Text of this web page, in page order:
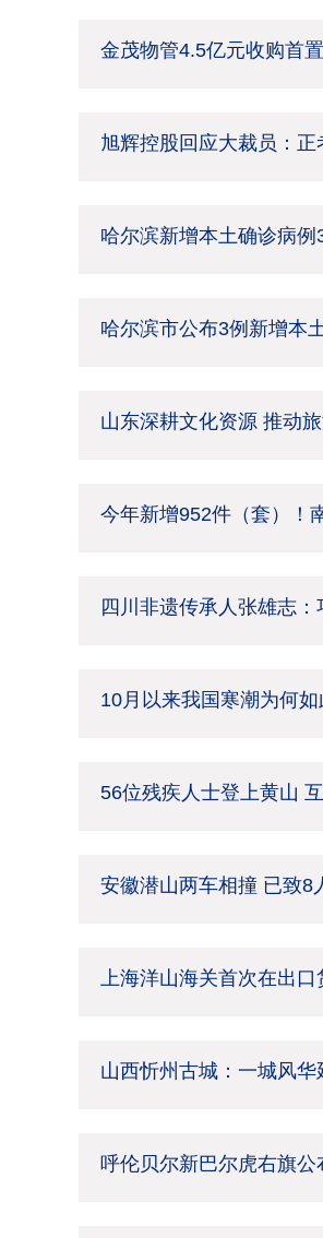
金茂物管4.5亿元收购首
旭辉控股回应大裁员：
哈尔滨新增本土确诊病
哈尔滨市公布3例新增本
山东深耕文化资源 推动
今年新增952件（套）！
四川非遗传承人张雄志
10月以来我国寒潮为何
56位残疾人士登上黄山
安徽潜山两车相撞 已致8
上海洋山海关首次在出
山西忻州古城：一城风
呼伦贝尔新巴尔虎右旗